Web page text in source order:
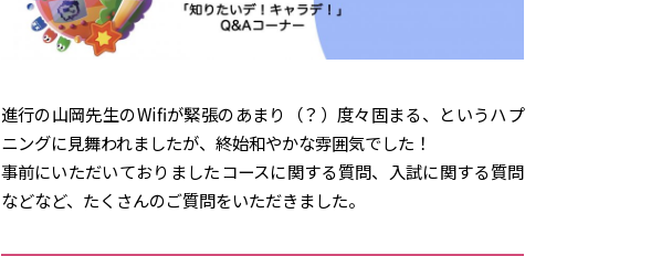
進行の山岡先生のWifiが緊張のあまり（？）度々固まる、というハプ
ニングに見舞われましたが、終始和やかな雰囲気でした！
事前にいただいておりましたコースに関する質問、入試に関する質問
などなど、たくさんのご質問をいただきました。